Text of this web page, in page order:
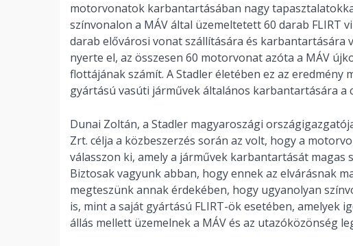
motorvonatok karbantartásában nagy
színvonalon a MÁV által üzemeltetett 60 darab FLIRT
darab elővárosi vonat szállítására és karbantartására
nyerte el, az összesen 60 motorvonat azóta a MÁV
flottájának számít. A Stadler életében ez az eredmény
gyártású vasúti járművek általános karbantartására
Dunai Zoltán, a Stadler magyaroszági
Zrt. célja a közbeszerzés során az volt, hogy a
válasszon ki, amely a járművek karbantartását
Biztosak vagyunk abban, hogy ennek az elvárásnak
megteszünk annak érdekében, hogy ugyanolyan
is, mint a saját gyártású FLIRT-ök esetében, amelyek
állás mellett üzemelnek a MÁV és az utazóközönség